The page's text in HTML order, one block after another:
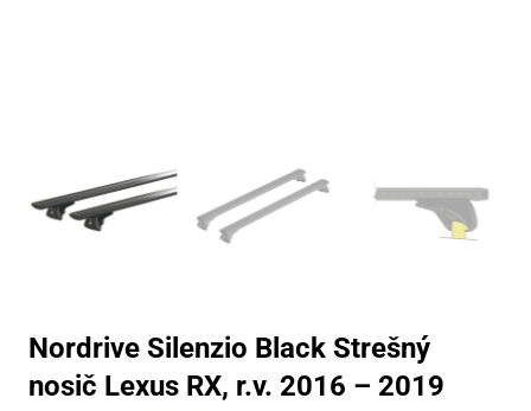
Nordrive Silenzio Black Strešný
nosič Lexus RX, r.v. 2016 – 2019